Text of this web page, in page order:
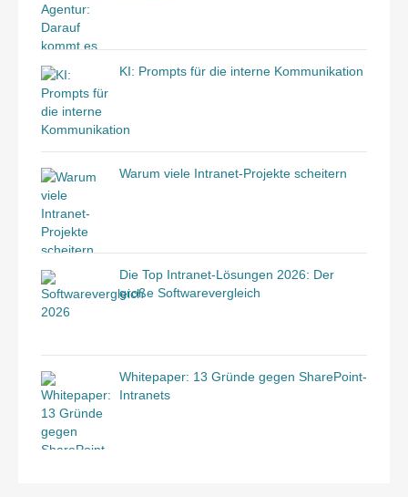
KI: Prompts für die interne Kommunikation
Warum viele Intranet-Projekte scheitern
Die Top Intranet-Lösungen 2026: Der
große Softwarevergleich
Whitepaper: 13 Gründe gegen SharePoint-
Intranets